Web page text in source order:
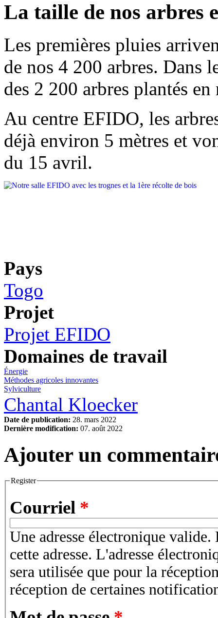
La taille de nos arbres
Les premières pluies
de nos 4 200 arbres. Dans
des 2 200 arbres plantés
Au centre EFIDO, les
déjà environ 5 mètres et
du 15 avril.
Pays
Togo
Projet
Projet EFIDO
Domaines de travail
Énergie
Méthodes agricoles innovantes
Sylviculture
Chantal Kloecker
Date de publication: 28. mars 2022
Dernière modification: 07. août 2022
Ajouter un
Register
Courriel *
Une adresse électronique
cette adresse. L'adresse
sera utilisée que pour la
réception de certaines